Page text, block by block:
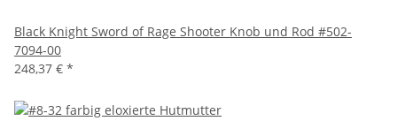
Black Knight Sword of Rage Shooter Knob und Rod #502-
7094-00
248,37 € *